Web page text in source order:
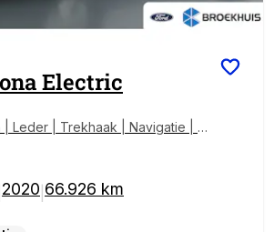
Electric
| Leder | Trekhaak | Navigatie | S
2020 66.926 km